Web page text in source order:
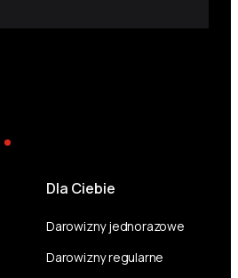
Dla Ciebie
Darowizny jednorazowe
Darowizny regularne